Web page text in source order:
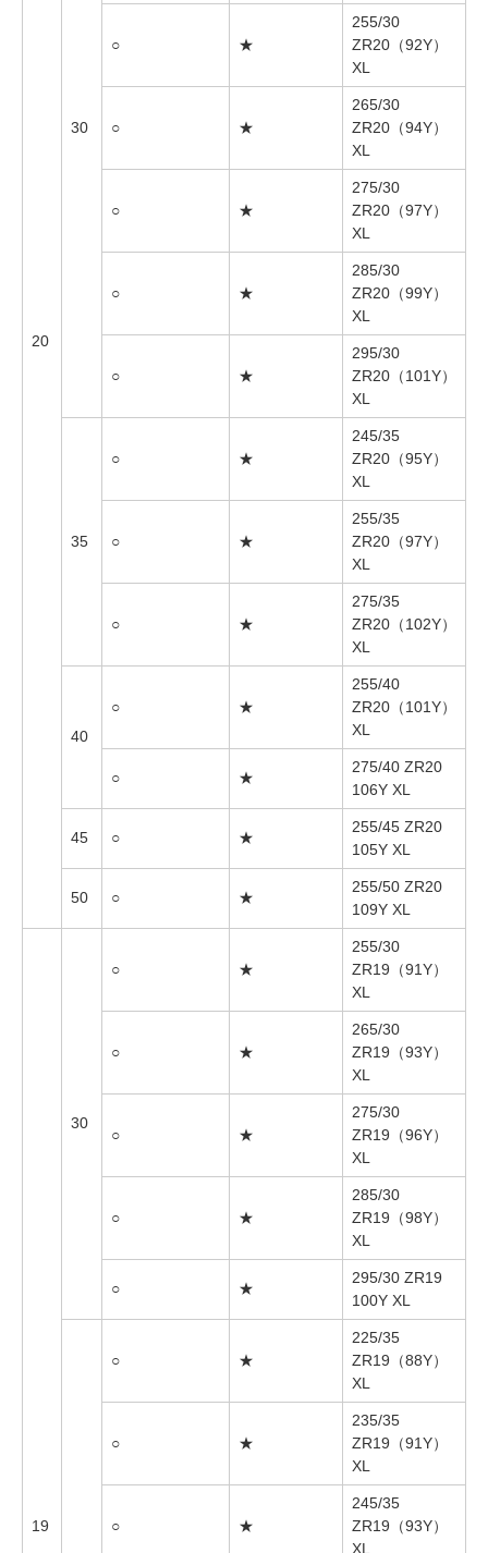
20
30
○ ★
255/30
ZR20（92Y）
XL
○ ★
265/30
ZR20（94Y）
XL
○ ★
275/30
ZR20（97Y）
XL
○ ★
285/30
ZR20（99Y）
XL
○ ★
295/30
ZR20（101Y）
XL
35
○ ★
245/35
ZR20（95Y）
XL
○ ★
255/35
ZR20（97Y）
XL
○ ★
275/35
ZR20（102Y）
XL
40
○ ★
255/40
ZR20（101Y）
XL
○ ★
275/40 ZR20
106Y XL
45 ○ ★
255/45 ZR20
105Y XL
50 ○ ★
255/50 ZR20
109Y XL
19
30
○ ★
255/30
ZR19（91Y）
XL
○ ★
265/30
ZR19（93Y）
XL
○ ★
275/30
ZR19（96Y）
XL
○ ★
285/30
ZR19（98Y）
XL
○ ★
295/30 ZR19
100Y XL
○ ★
225/35
ZR19（88Y）
XL
○ ★
235/35
ZR19（91Y）
XL
○ ★
245/35
ZR19（93Y）
XL